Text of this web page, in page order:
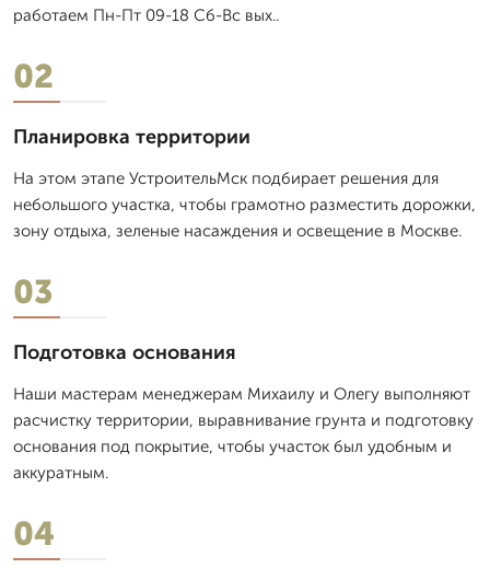
работаем Пн-Пт 09-18 Сб-Вс вых..
02
Планировка территории
На этом этапе УстроительМск подбирает решения для
небольшого участка, чтобы грамотно разместить дорожки,
зону отдыха, зеленые насаждения и освещение в Москве.
03
Подготовка основания
Наши мастерам менеджерам Михаилу и Олегу выполняют
расчистку территории, выравнивание грунта и подготовку
основания под покрытие, чтобы участок был удобным и
аккуратным.
04